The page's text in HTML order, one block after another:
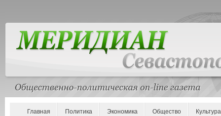
Главная Политика Экономика Общество Культура